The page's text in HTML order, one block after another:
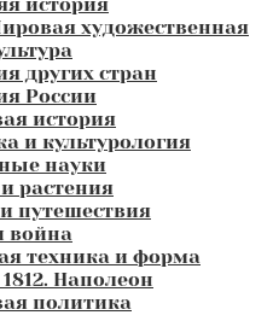
художественная
других стран
России
история
и культурология
науки
растения
путешествия
война
техника и форма
Наполеон
политика